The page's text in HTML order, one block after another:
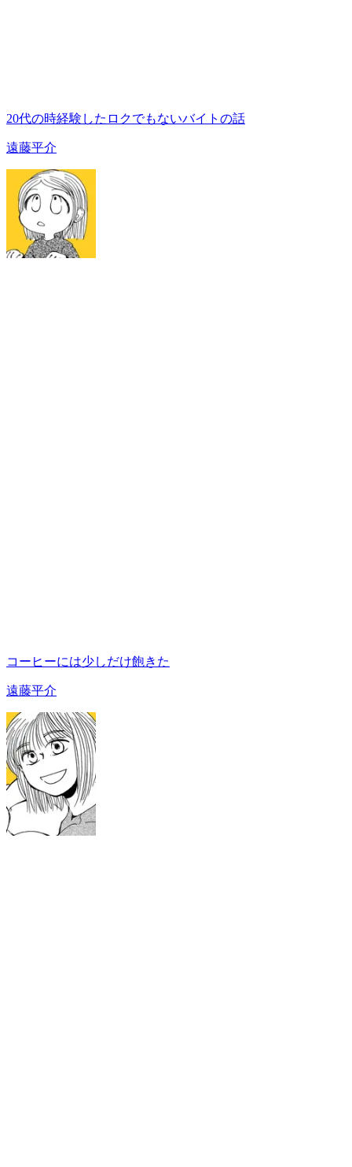
20代の時経験したロクでもないバイトの話
遠藤平介
コーヒーには少しだけ飽きた
遠藤平介